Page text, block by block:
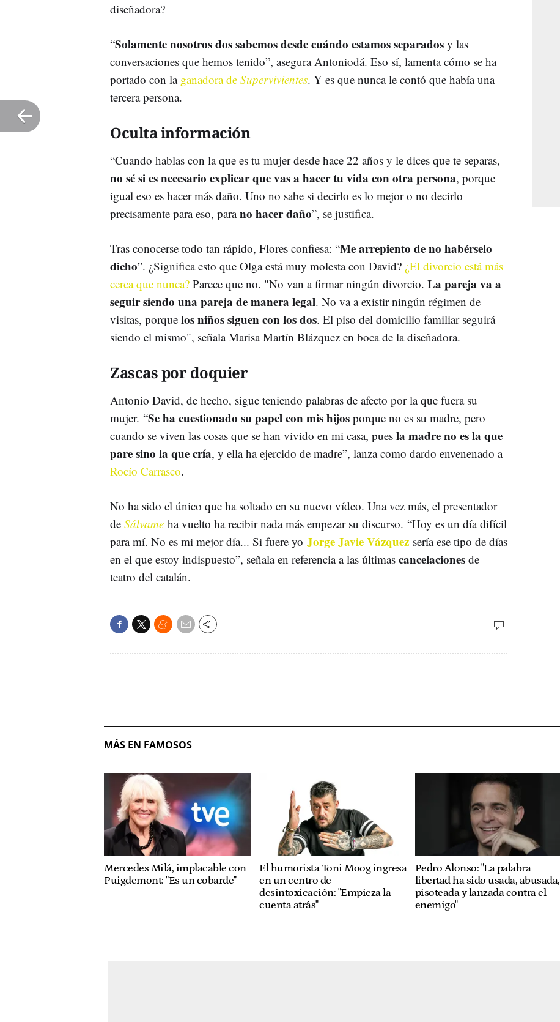
diseñadora?
“Solamente nosotros dos sabemos desde cuándo estamos separados y las
conversaciones que hemos tenido”, asegura Antoniodá. Eso sí, lamenta cómo se ha
portado con la ganadora de Supervivientes. Y es que nunca le contó que había una
tercera persona.
Oculta información
“Cuando hablas con la que es tu mujer desde hace 22 años y le dices que te separas,
no sé si es necesario explicar que vas a hacer tu vida con otra persona, porque
igual eso es hacer más daño. Uno no sabe si decirlo es lo mejor o no decirlo
precisamente para eso, parano hacer daño”, se justifica.
Tras conocerse todo tan rápido, Flores confiesa: “Me arrepiento de no habérselo
dicho”. ¿Significa esto que Olga está muy molesta con David? ¿El divorcio está más
cerca que nunca? Parece que no. "No van a firmar ningún divorcio. La pareja va a
seguir siendo una pareja de manera legal. No va a existir ningún régimen de
visitas, porque los niños siguen con los dos. El piso del domicilio familiar seguirá
siendo el mismo", señala Marisa Martín Blázquez en boca de la diseñadora.
Zascas por doquier
Antonio David, de hecho, sigue teniendo palabras de afecto por la que fuera su
mujer. “Se ha cuestionado su papel con mis hijos porque no es su madre, pero
cuando se viven las cosas que se han vivido en mi casa, pues la madre no es la que
pare sino la que cría, y ella ha ejercido de madre”, lanza como dardo envenenado a
Rocío Carrasco.
No ha sido el único que ha soltado en su nuevo vídeo. Una vez más, el presentador
de Sálvame ha vuelto ha recibir nada más empezar su discurso. “Hoy es un día difícil
para mí. No es mi mejor día... Si fuere yo JorgeJavie Vázquez sería ese tipo de días
en el que estoy indispuesto”, señala en referencia a las últimas cancelaciones de
teatro del catalán.
MÁS EN FAMOSOS
Mercedes Milá, implacable con
Puigdemont: "Es un cobarde"
El humorista Toni Moog ingresa
en un centro de
desintoxicación: "Empieza la
cuenta atrás"
Pedro Alonso: "La palabra
libertad ha sido usada, abusada,
pisoteada y lanzada contra el
enemigo"